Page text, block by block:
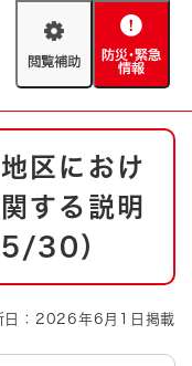
閲
助
防
緊
情
報
急・消防
設置箇所
区におけ
する説明
5/30）
日：2026年6月1日掲載